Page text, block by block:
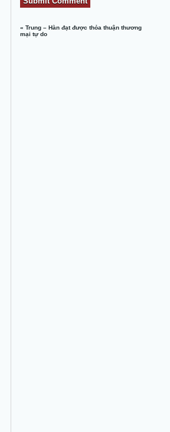
«Trung – Hàn đạt được thỏa thuận thương
mại tự do